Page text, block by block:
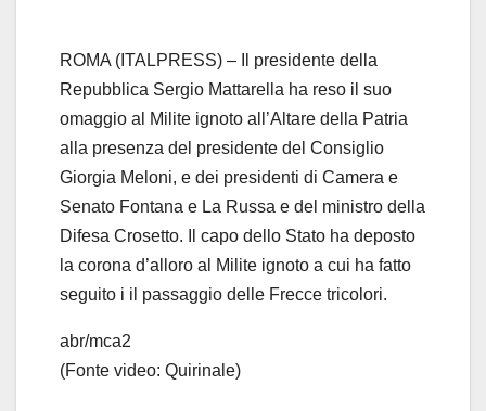
y
V
i
d
e
o
ROMA (ITALPRESS) – Il presidente della
Repubblica Sergio Mattarella ha reso il suo
omaggio al Milite ignoto all’Altare della Patria
alla presenza del presidente del Consiglio
Giorgia Meloni, e dei presidenti di Camera e
Senato Fontana e La Russa e del ministro della
Difesa Crosetto. Il capo dello Stato ha deposto
la corona d’alloro al Milite ignoto a cui ha fatto
seguito i il passaggio delle Frecce tricolori.
abr/mca2
(Fonte video: Quirinale)